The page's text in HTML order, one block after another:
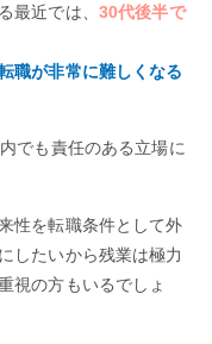
最近では、 30代後半で
職が非常に難しくなる
でも責任のある立場に
性を転職条件として外
したいから残業は極力
視の方もいるでしょ